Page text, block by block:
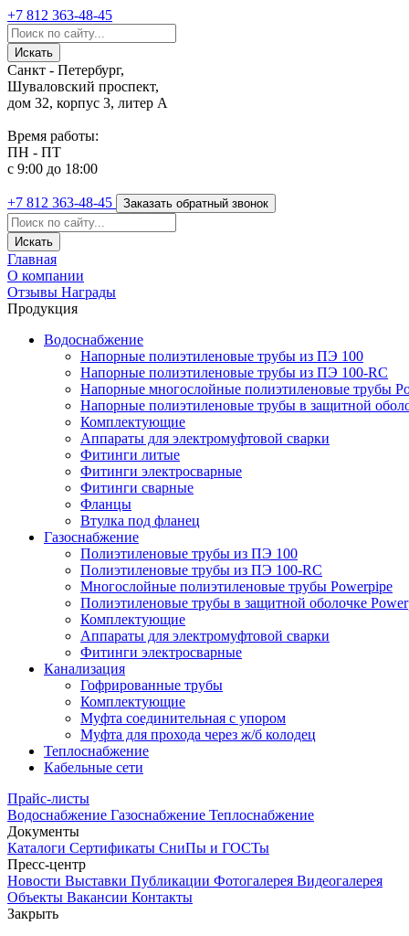
+7 812 363-48-45
Санкт - Петербург,
Шуваловский проспект,
дом 32, корпус 3, литер А
Время работы:
ПН - ПТ
с 9:00 до 18:00
+7 812 363-48-45 Заказать обратный звонок
Главная
О компании
Отзывы Награды
Продукция
Водоснабжение
Напорные полиэтиленовые трубы из ПЭ 100
Напорные полиэтиленовые трубы из ПЭ 100-RC
Напорные многослойные полиэтиленовые трубы
Напорные полиэтиленовые трубы в защитной
Комплектующие
Аппараты для электромуфтовой сварки
Фитинги литые
Фитинги электросварные
Фитинги сварные
Фланцы
Втулка под фланец
Газоснабжение
Полиэтиленовые трубы из ПЭ 100
Полиэтиленовые трубы из ПЭ 100-RC
Многослойные полиэтиленовые трубы Powerpipe
Полиэтиленовые трубы в защитной оболочке
Комплектующие
Аппараты для электромуфтовой сварки
Фитинги электросварные
Канализация
Гофрированные трубы
Комплектующие
Муфта соединительная с упором
Муфта для прохода через ж/б колодец
Теплоснабжение
Кабельные сети
Прайс-листы
Водоснабжение Газоснабжение Теплоснабжение
Документы
Каталоги Сертификаты СниПы и ГОСТы
Пресс-центр
Новости Выставки Публикации Фотогалерея Видеогалерея
Объекты Вакансии Контакты
Закрыть